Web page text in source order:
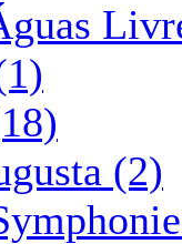
(2)